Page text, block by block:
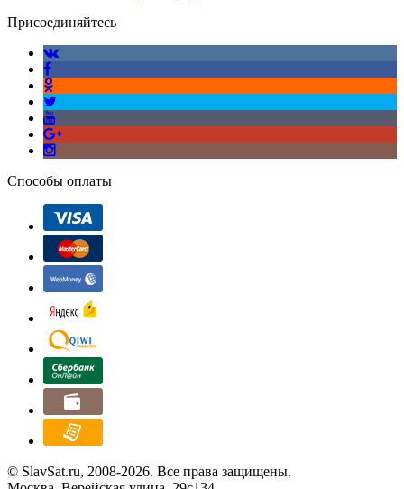
Присоединяйтесь
Способы оплаты
© SlavSat.ru, 2008-2026. Все права защищены.